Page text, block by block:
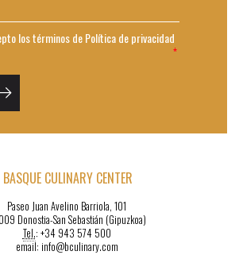
los términos dePolítica de privacidad
BASQUE CULINARY CENTER
Paseo Juan Avelino Barriola, 101
Donostia-San Sebastián (Gipuzkoa)
Tel.: +34 943 574 500
email: info@bculinary.com